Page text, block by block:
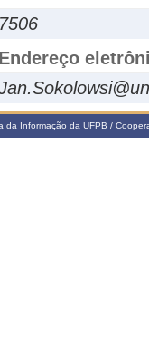
7506
Endereço
da Informação da UFPB /